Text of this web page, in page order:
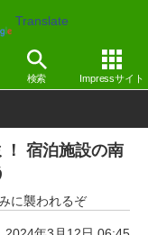
Translate
検索 Impressサイト
宿泊施設の南
に襲われるぞ